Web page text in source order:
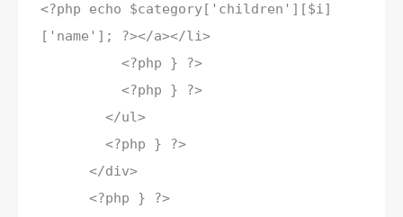
<?php echo $category['children'][$i]
['name']; ?></a></li>
<?php } ?>
<?php } ?>
</ul>
<?php } ?>
</div>
<?php } ?>